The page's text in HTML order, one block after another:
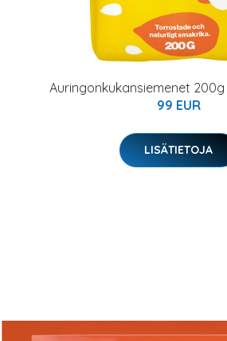
Auringonkukansiemenet 200g
99 EUR
LISÄTIETOJA